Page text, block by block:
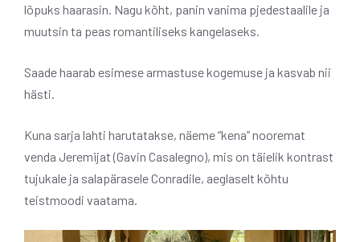
lõpuks haarasin. Nagu kõht, panin vanima pjedestaalile ja
muutsin ta peas romantiliseks kangelaseks.
Saade haarab esimese armastuse kogemuse ja kasvab nii
hästi.
Kuna sarja lahti harutatakse, näeme “kena” nooremat
venda Jeremijat (Gavin Casalegno), mis on täielik kontrast
tujukale ja salapärasele Conradile, aeglaselt kõhtu
teistmoodi vaatama.